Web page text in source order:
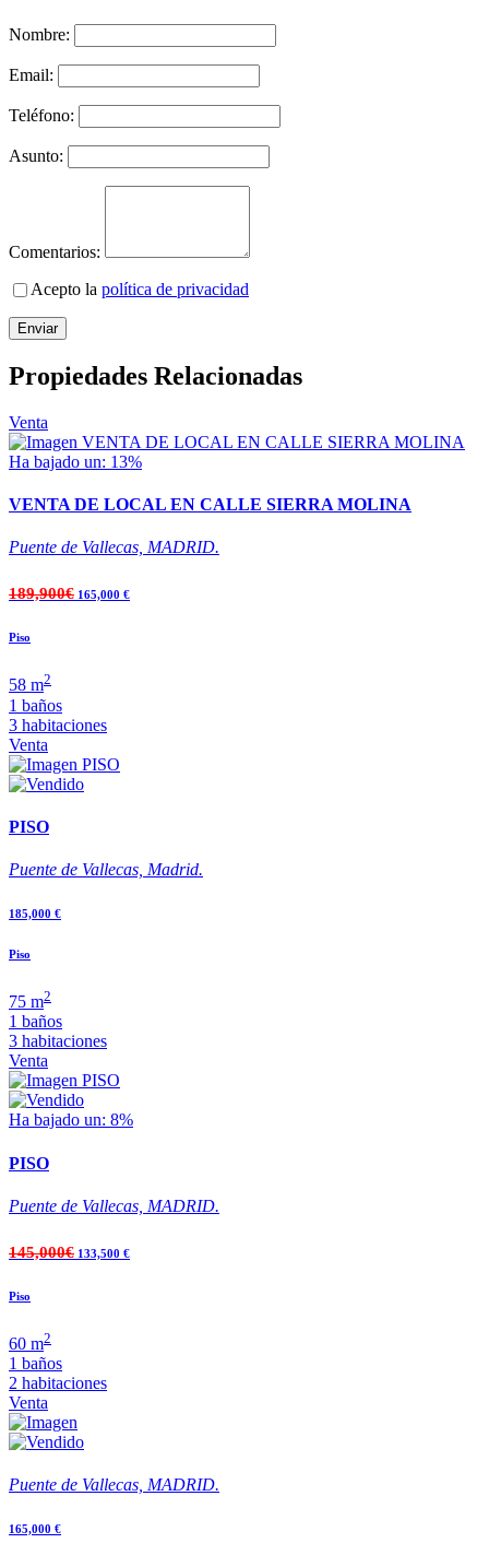
Nombre:
Email:
Teléfono:
Asunto:
Comentarios:
Acepto la política de privacidad
Enviar
Propiedades Relacionadas
Venta
Ha bajado un: 13%
VENTA DE LOCAL EN CALLE SIERRA MOLINA
Puente de Vallecas, MADRID.
189,900€ 165,000 €
Piso
58 m2
1 baños
3 habitaciones
Venta
PISO
Puente de Vallecas, Madrid.
185,000 €
Piso
75 m2
1 baños
3 habitaciones
Venta
Ha bajado un: 8%
PISO
Puente de Vallecas, MADRID.
145,000€ 133,500 €
Piso
60 m2
1 baños
2 habitaciones
Venta
Puente de Vallecas, MADRID.
165,000 €